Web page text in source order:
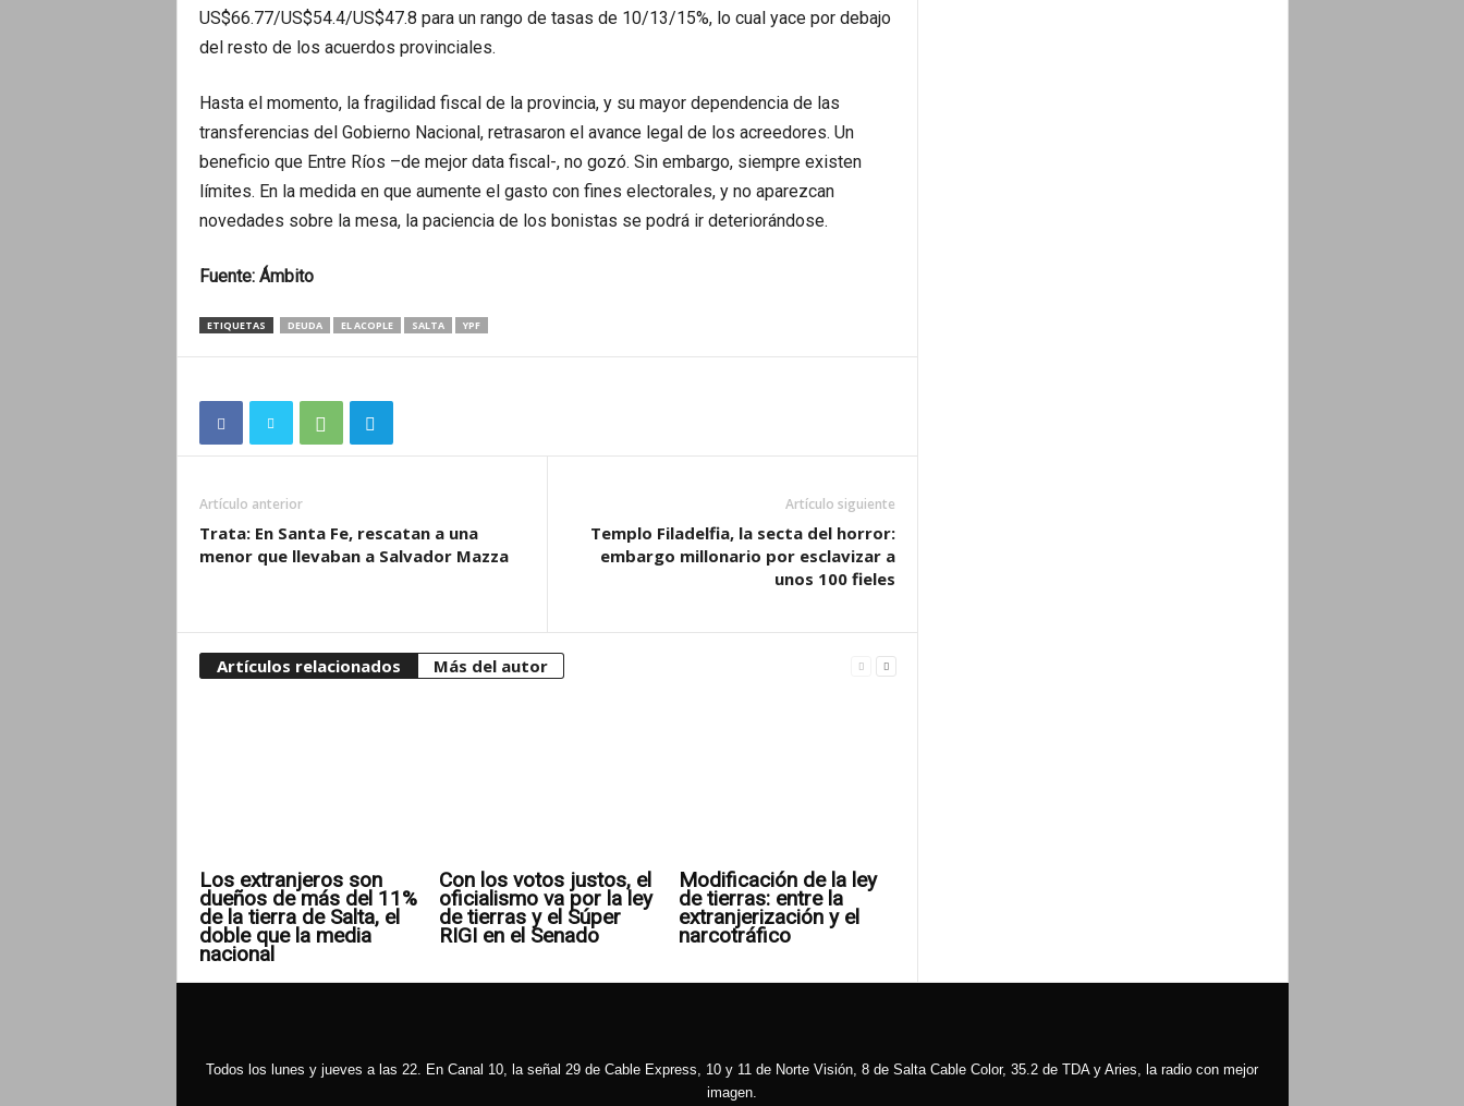
US$66.77/US$54.4/US$47.8 para un rango de tasas de 10/13/15%, lo cual yace por debajo
del resto de los acuerdos provinciales.
Hasta el momento, la fragilidad fiscal de la provincia, y su mayor dependencia de las
transferencias del Gobierno Nacional, retrasaron el avance legal de los acreedores. Un
beneficio que Entre Ríos –de mejor data fiscal-, no gozó. Sin embargo, siempre existen
límites. En la medida en que aumente el gasto con fines electorales, y no aparezcan
novedades sobre la mesa, la paciencia de los bonistas se podrá ir deteriorándose.
Fuente: Ámbito
ETIQUETAS DEUDA EL ACOPLE SALTA YPF
Artículo anterior
Trata: En Santa Fe, rescatan a una
menor que llevaban a Salvador Mazza
Artículo siguiente
Templo Filadelfia, la secta del horror:
embargo millonario por esclavizar a
unos 100 fieles
Artículos relacionados Más del autor
Los extranjeros son
dueños de más del 11%
de la tierra de Salta, el
doble que la media
nacional
Con los votos justos, el
oficialismo va por la ley
de tierras y el Súper
RIGI en el Senado
Modificación de la ley
de tierras: entre la
extranjerización y el
narcotráfico
Todos los lunes y jueves a las 22. En Canal 10, la señal 29 de Cable Express, 10 y 11 de Norte Visión, 8 de Salta Cable Color, 35.2 de TDA y Aries, la radio con mejor
imagen.